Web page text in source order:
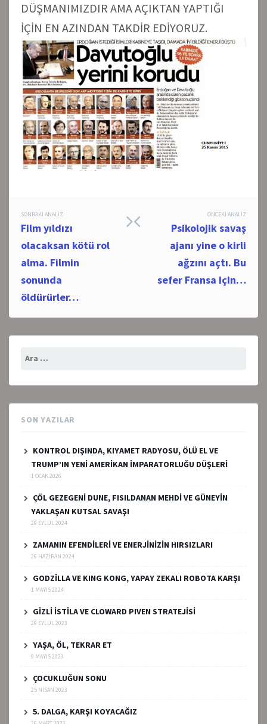
DÜŞMANIMIZDIR AMA AÇIKTAN YAPTIĞI
İÇİN EN AZINDAN TAKDİR EDİYORUZ.
Post
navigation
ÖNCEKI ANALIZ
Psikolojik savaş
ajanı yine o kirli
ağzını açtı. Bu
sefer Fransa için…
SONRAKI ANALIZ
Film yıldızı
olacaksan kötü rol
alma. Filmin
sonunda
öldürürler…
SON YAZILAR
KONTROL DIŞINDA, KIYAMET RADYOSU, ÖLÜ EL VE
TRUMP’IN YENİ AMERİKAN İMPARATORLUĞU DÜŞLERİ
1 OCAK 2026
ÇÖL GEZEGENİ DUNE, FISILDANAN MEHDİ VE GÜNEYİN
YAKLAŞAN KUTSAL SAVAŞI
29 EYLÜL 2024
ZAMANIN EFENDİLERİ VE ENERJİNİZİN HIRSIZLARI
26 HAZIRAN 2024
GODZİLLA VE KING KONG, YAPAY ZEKALI ROBOTA KARŞI
1 MAYIS 2024
GİZLİ İSTİLA VE CLOWARD PIVEN STRATEJİSİ
29 EYLÜL 2023
YAŞA, ÖL, TEKRAR ET
9 MAYIS 2023
ÇOCUKLUĞUN SONU
25 NISAN 2023
5. DALGA, KARŞI KOYACAĞIZ